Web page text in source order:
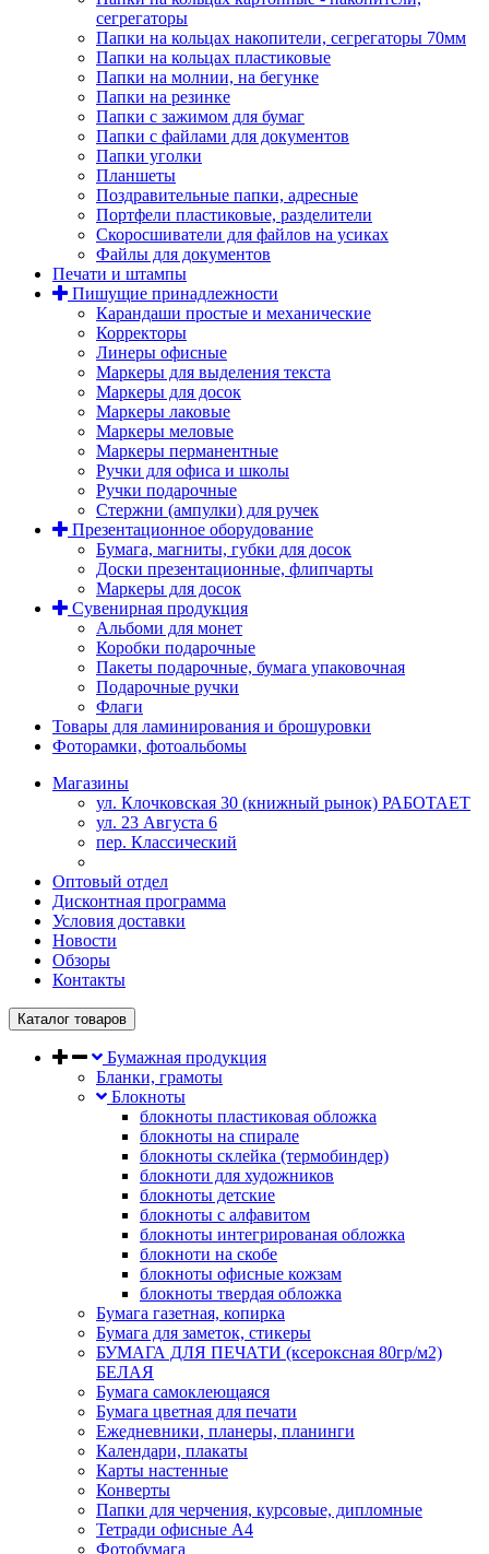
сегрегаторы
Папки на кольцах накопители, сегрегаторы 70мм
Папки на кольцах пластиковые
Папки на молнии, на бегунке
Папки на резинке
Папки с зажимом для бумаг
Папки с файлами для документов
Папки уголки
Планшеты
Поздравительные папки, адресные
Портфели пластиковые, разделители
Скоросшиватели для файлов на усиках
Файлы для документов
Печати и штампы
Пишущие принадлежности
Карандаши простые и механические
Корректоры
Линеры офисные
Маркеры для выделения текста
Маркеры для досок
Маркеры лаковые
Маркеры меловые
Маркеры перманентные
Ручки для офиса и школы
Ручки подарочные
Стержни (ампулки) для ручек
Презентационное оборудование
Бумага, магниты, губки для досок
Доски презентационные, флипчарты
Маркеры для досок
Сувенирная продукция
Альбоми для монет
Коробки подарочные
Пакеты подарочные, бумага упаковочная
Подарочные ручки
Флаги
Товары для ламинирования и брошуровки
Фоторамки, фотоальбомы
Магазины
ул. Клочковская 30 (книжный рынок) РАБОТАЕТ
ул. 23 Августа 6
пер. Классический
Оптовый отдел
Дисконтная программа
Условия доставки
Новости
Обзоры
Контакты
Каталог товаров
Бумажная продукция
Бланки, грамоты
Блокноты
блокноты пластиковая обложка
блокноты на спирале
блокноты склейка (термобиндер)
блокноти для художников
блокноты детские
блокноты с алфавитом
блокноты интегрированая обложка
блокноти на скобе
блокноты офисные кожзам
блокноты твердая обложка
Бумага газетная, копирка
Бумага для заметок, стикеры
БУМАГА ДЛЯ ПЕЧАТИ (ксероксная 80гр/м2)
БЕЛАЯ
Бумага самоклеющаяся
Бумага цветная для печати
Ежедневники, планеры, планинги
Календари, плакаты
Карты настенные
Конверты
Папки для черчения, курсовые, дипломные
Тетради офисные А4
Фотобумага